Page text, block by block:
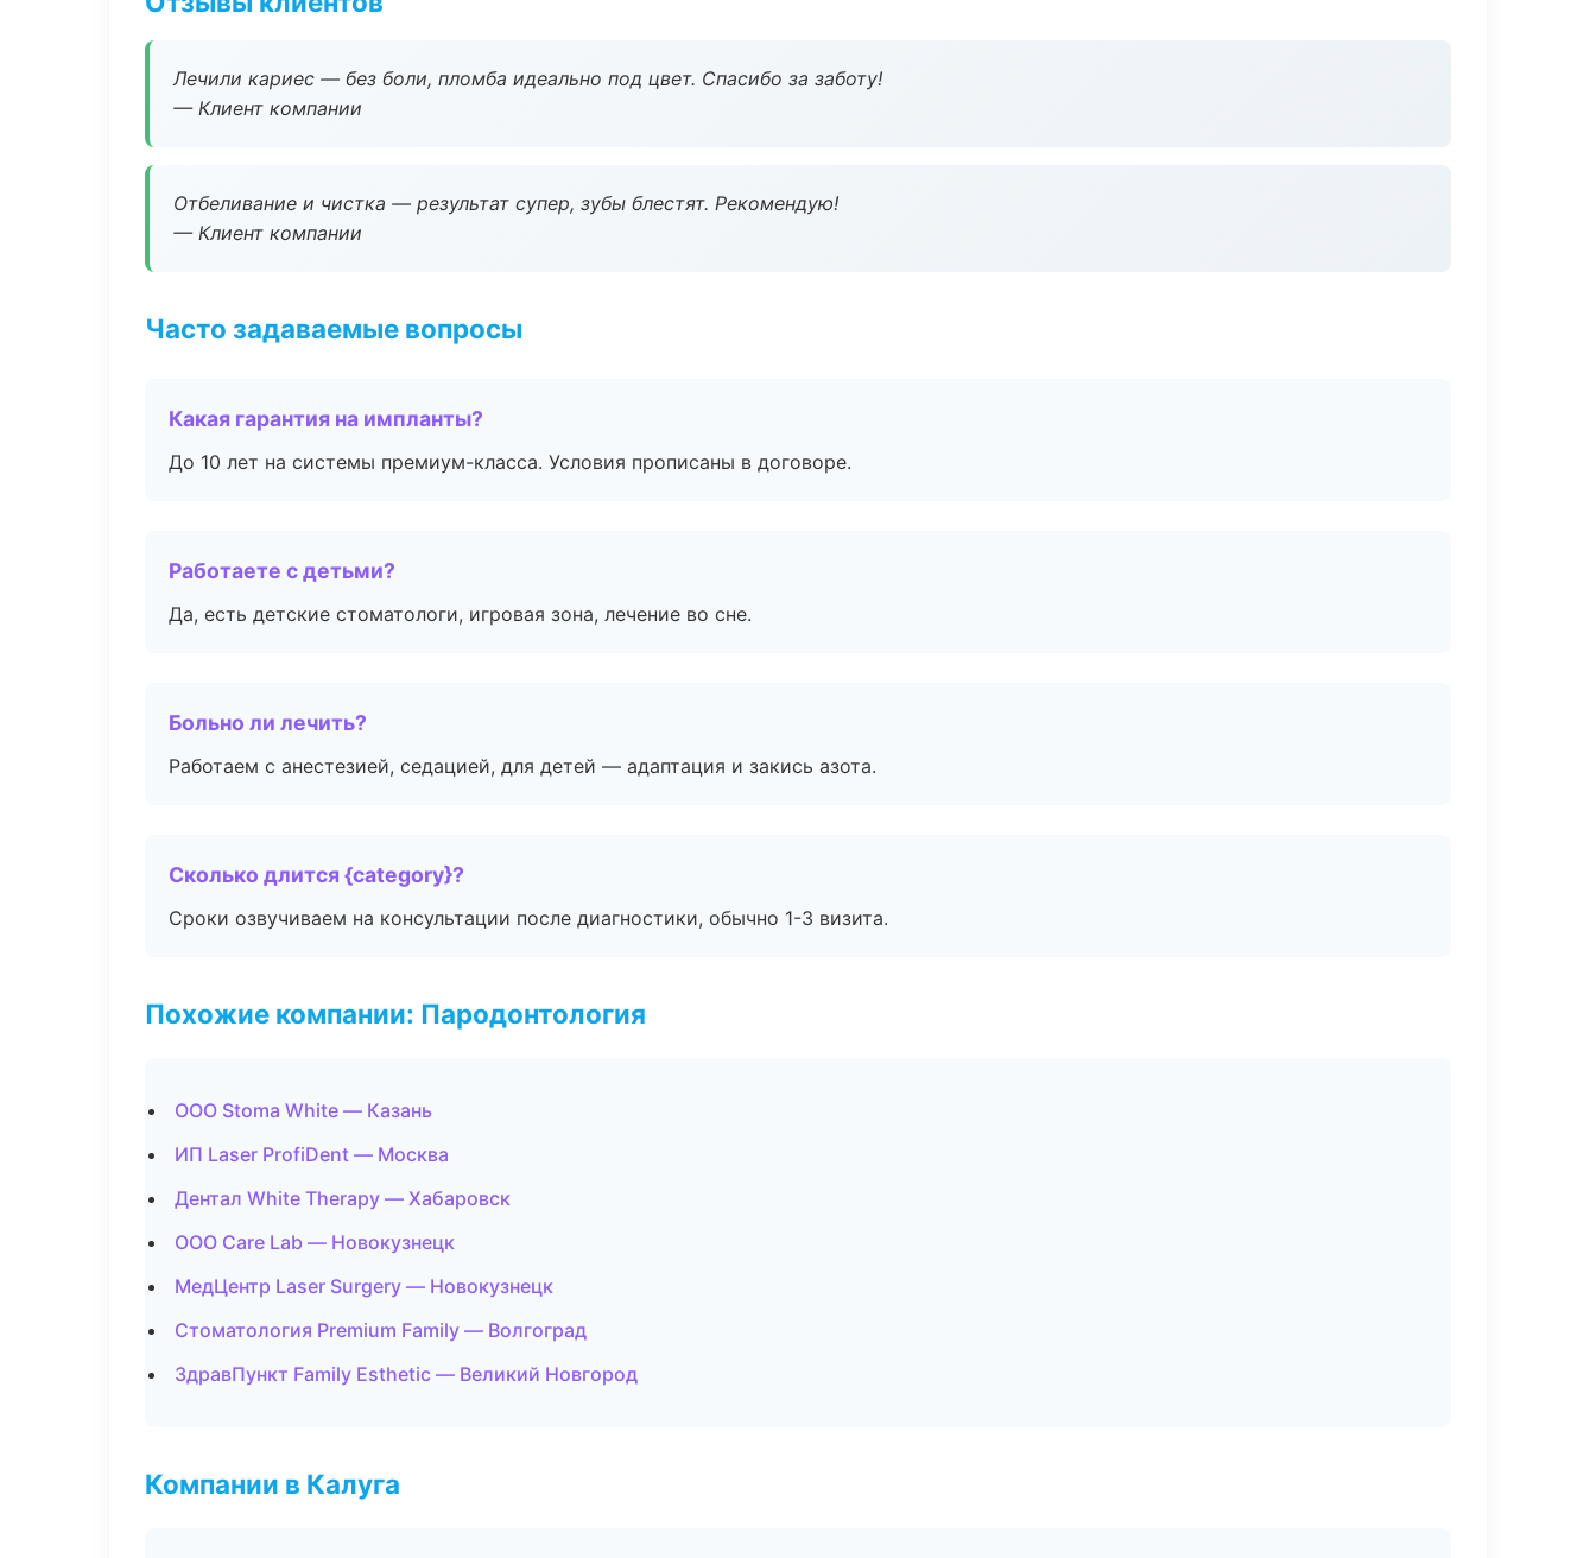
Лечили кариес — без боли, пломба идеально под цвет. Спасибо за заботу!
— Клиент компании
Отбеливание и чистка — результат супер, зубы блестят. Рекомендую!
— Клиент компании
Часто задаваемые вопросы
Какая гарантия на импланты?
До 10 лет на системы премиум-класса. Условия прописаны в договоре.
Работаете с детьми?
Да, есть детские стоматологи, игровая зона, лечение во сне.
Больно ли лечить?
Работаем с анестезией, седацией, для детей — адаптация и закись азота.
Сколько длится {category}?
Сроки озвучиваем на консультации после диагностики, обычно 1-3 визита.
Похожие компании: Пародонтология
ООО Stoma White — Казань
ИП Laser ProfiDent — Москва
Дентал White Therapy — Хабаровск
ООО Care Lab — Новокузнецк
МедЦентр Laser Surgery — Новокузнецк
Стоматология Premium Family — Волгоград
ЗдравПункт Family Esthetic — Великий Новгород
Компании в Калуга